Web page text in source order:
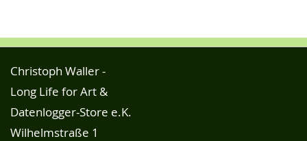
Christoph Waller -
Long Life for Art &
Datenlogger-Store e.K.
Wilhelmstraße 1